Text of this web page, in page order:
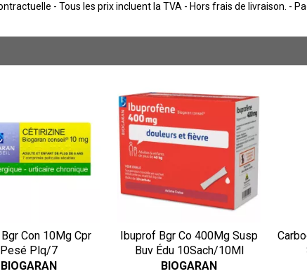
- Tous les prix incluent la TVA - Hors frais de livraison. -
Con 10Mg Cpr
Pesé Plq/7
BIOGARAN
Ibuprof Bgr Co 400Mg Susp
Buv Édu 10Sach/10Ml
BIOGARAN